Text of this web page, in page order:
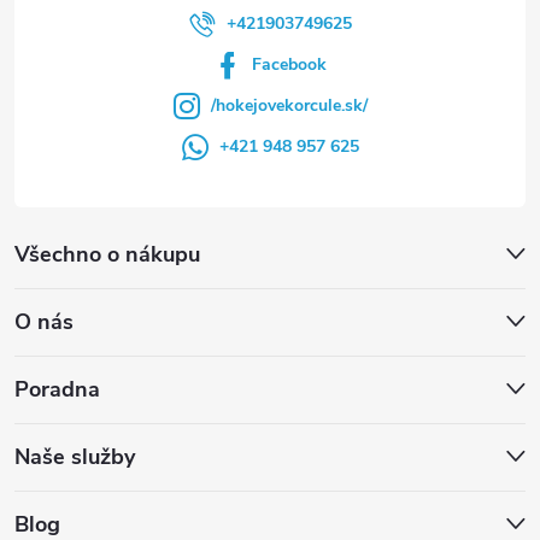
Všechno o nákupu
O nás
Poradna
Naše služby
Blog
+421903749625
Facebook
/hokejovekorcule.sk/
+421 948 957 625